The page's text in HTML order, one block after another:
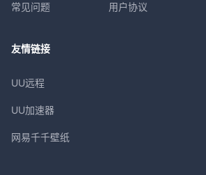
常见问题 用户协议
友情链接
UU远程
UU加速器
网易千千壁纸